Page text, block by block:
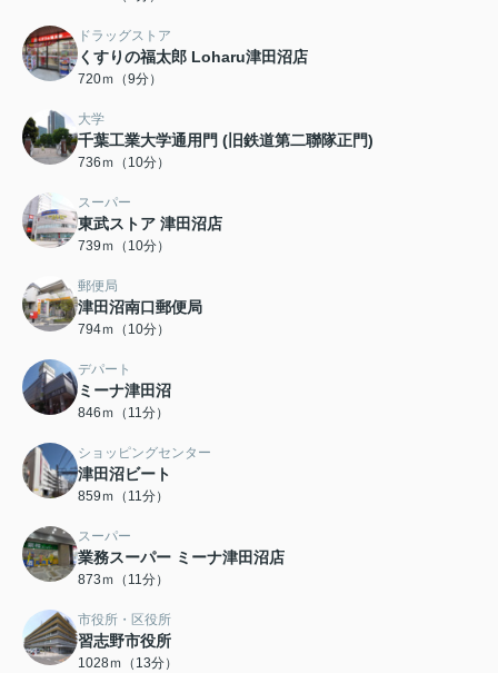
ドラッグストア
くすりの福太郎 Loharu津田沼店
720ｍ（9分）
大学
千葉工業大学通用門 (旧鉄道第二聯隊正門)
736ｍ（10分）
スーパー
東武ストア 津田沼店
739ｍ（10分）
郵便局
津田沼南口郵便局
794ｍ（10分）
デパート
ミーナ津田沼
846ｍ（11分）
ショッピングセンター
津田沼ビート
859ｍ（11分）
スーパー
業務スーパー ミーナ津田沼店
873ｍ（11分）
市役所・区役所
習志野市役所
1028ｍ（13分）